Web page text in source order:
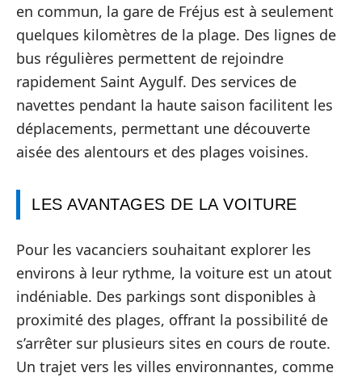
en commun, la gare de Fréjus est à seulement
quelques kilomètres de la plage. Des lignes de
bus régulières permettent de rejoindre
rapidement Saint Aygulf. Des services de
navettes pendant la haute saison facilitent les
déplacements, permettant une découverte
aisée des alentours et des plages voisines.
LES AVANTAGES DE LA VOITURE
Pour les vacanciers souhaitant explorer les
environs à leur rythme, la voiture est un atout
indéniable. Des parkings sont disponibles à
proximité des plages, offrant la possibilité de
s’arrêter sur plusieurs sites en cours de route.
Un trajet vers les villes environnantes, comme